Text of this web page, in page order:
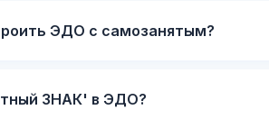
ЭДО с самозанятым?
ЗНАК' в ЭДО?